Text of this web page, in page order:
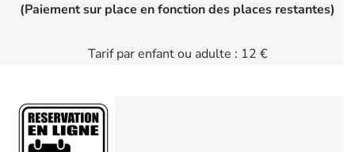
(Paiement sur place en fonction des places restantes)
Tarif par enfant ou adulte : 12 €